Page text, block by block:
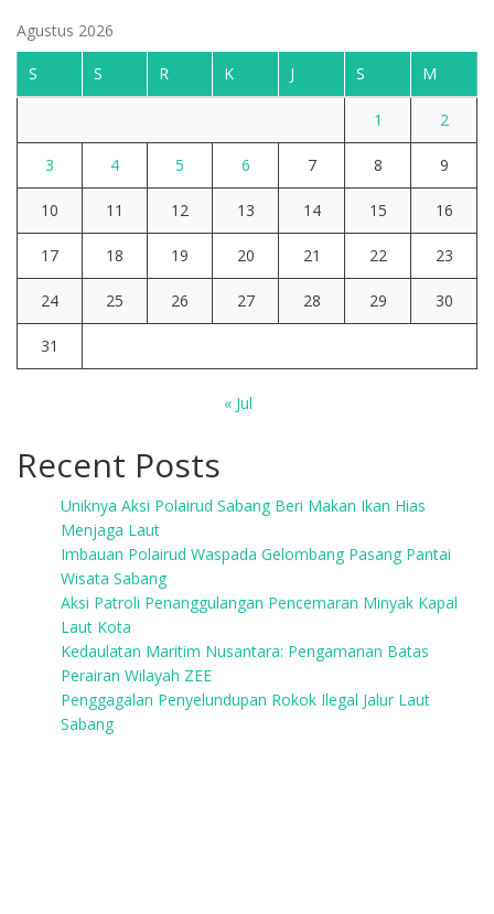
Agustus 2026
S S R K J S M
1 2
3 4 5 6 7 8 9
10 11 12 13 14 15 16
17 18 19 20 21 22 23
24 25 26 27 28 29 30
31
« Jul
Recent Posts
Uniknya Aksi Polairud Sabang Beri Makan Ikan Hias
Menjaga Laut
Imbauan Polairud Waspada Gelombang Pasang Pantai
Wisata Sabang
Aksi Patroli Penanggulangan Pencemaran Minyak Kapal
Laut Kota
Kedaulatan Maritim Nusantara: Pengamanan Batas
Perairan Wilayah ZEE
Penggagalan Penyelundupan Rokok Ilegal Jalur Laut
Sabang